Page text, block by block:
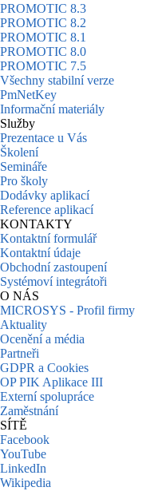
PROMOTIC 8.3
PROMOTIC 8.2
PROMOTIC 8.1
PROMOTIC 8.0
PROMOTIC 7.5
Všechny stabilní verze
PmNetKey
Informační materiály
Služby
Prezentace u Vás
Školení
Semináře
Pro školy
Dodávky aplikací
Reference aplikací
KONTAKTY
Kontaktní formulář
Kontaktní údaje
Obchodní zastoupení
Systémoví integrátoři
O NÁS
MICROSYS - Profil firmy
Aktuality
Ocenění a média
Partneři
GDPR a Cookies
OP PIK Aplikace III
Externí spolupráce
Zaměstnání
SÍTĚ
Facebook
YouTube
LinkedIn
Wikipedia